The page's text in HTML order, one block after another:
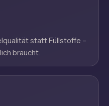
statt Füllstoffe –
braucht.